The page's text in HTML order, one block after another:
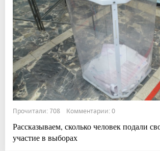
Прочитали: 708 Комментарии: 0
Рассказываем, сколько человек подали
участие в выборах